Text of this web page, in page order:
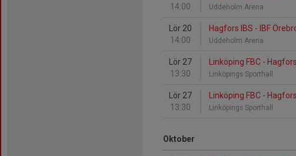
14:00
Uddeholm Arena
Lör 20
14:00
Hagfors IBS - IBF
Uddeholm Arena
Lör 27
13:30
Linköping FBC -
Linköpings Sporthall
Lör 27
13:30
Linköping FBC -
Linköpings Sporthall
Oktober